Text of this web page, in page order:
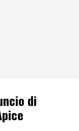
di